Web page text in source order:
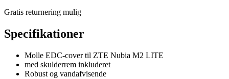
Gratis returnering mulig
Specifikationer
Molle EDC-cover til ZTE Nubia M2 LITE
med skulderrem inkluderet
Robust og vandafvisende